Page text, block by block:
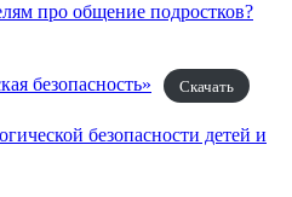
про общение подростков?
безопасность» Скачать
безопасности детей и